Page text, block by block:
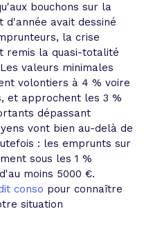
bouchons sur la
d'année avait dessiné
la crise
remis la quasi-totalité
valeurs minimales
volontiers à 4 % voire
et approchent les 3 %
dépassant
vont bien au-delà de
: les emprunts sur
sous les 1 %
moins 5000 €.
conso pour connaître
situation